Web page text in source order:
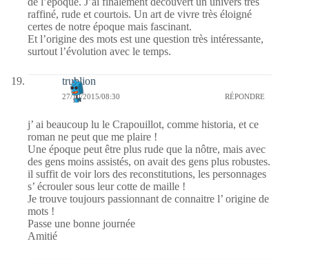
raffiné, rude et courtois. Un art de vivre très éloigné
certes de notre époque mais fascinant.
Et l’origine des mots est une question très intéressante,
surtout l’évolution avec le temps.
trublion
27/10/2015/08:30 RÉPONDRE
j’ ai beaucoup lu le Crapouillot, comme historia, et ce
roman ne peut que me plaire !
Une époque peut être plus rude que la nôtre, mais avec
des gens moins assistés, on avait des gens plus robustes.
il suffit de voir lors des reconstitutions, les personnages
s’ écrouler sous leur cotte de maille !
Je trouve toujours passionnant de connaitre l’ origine de
mots !
Passe une bonne journée
Amitié